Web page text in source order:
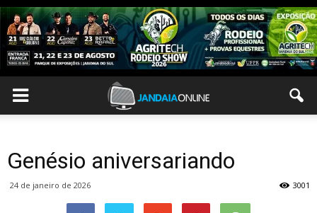
Genésio aniversariando
24 de janeiro de 2026 3001